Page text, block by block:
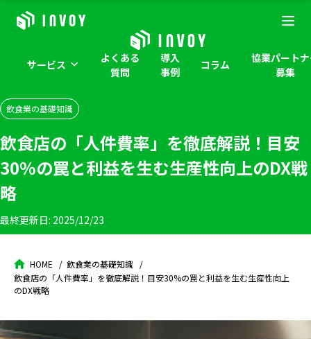
サービス
よくある
質問
導入
事例
コラム
協業パート
募集
飲食業の基礎知識
飲食店の「人件費率」を徹底解説！目安
30%の罠と利益を生む生産性向上のDX戦
略
最終更新日: 2025/12/23
HOME
飲食業の基礎知識
飲食店の「人件費率」を徹底解説！目安30%の罠と利益を生む生産性向上
のDX戦略